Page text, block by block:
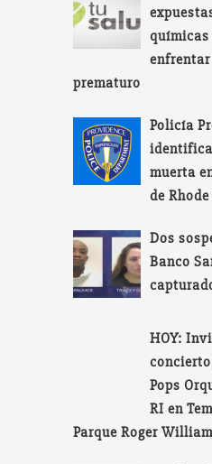
químicas
prematuro
Policía
muerta
de
Dos
Banco
HOY:
Pops
RI en
Parque Roger